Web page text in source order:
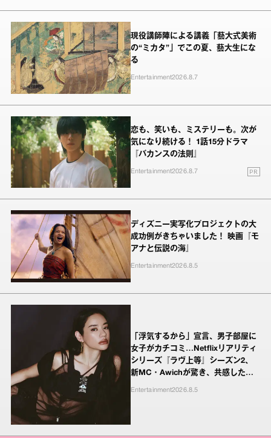
現役講師陣による講義「藝大式美術
の“ミカタ”」でこの夏、藝大生にな
る
Entertainment2026.8.7
恋も、笑いも、ミステリーも。次が
気になり続ける！ 1話15分ドラマ
『バカンスの法則』
Entertainment2026.8.7 PR
ディズニー実写化プロジェクトの大
成功例がきちゃいました！ 映画『モ
アナと伝説の海』
Entertainment2026.8.5
「浮気するから」宣言、男子部屋に
女子がカチコミ…Netflixリアリティ
シリーズ『ラヴ上等』シーズン2、
新MC・Awichが驚き、共感したヤ
Entertainment2026.8.5